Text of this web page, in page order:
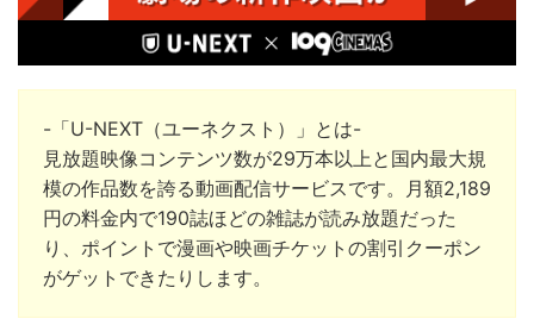
-「U-NEXT（ユーネクスト）」とは-
見放題映像コンテンツ数が29万本以上と国内最大規
模の作品数を誇る動画配信サービスです。月額2,189
円の料金内で190誌ほどの雑誌が読み放題だった
り、ポイントで漫画や映画チケットの割引クーポン
がゲットできたりします。